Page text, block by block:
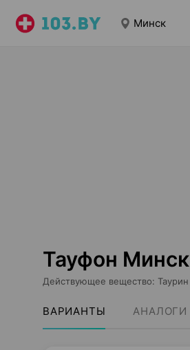
Минск
Тауфон Минск
Действующее вещество: Таурин
ВАРИАНТЫ АНАЛОГИ